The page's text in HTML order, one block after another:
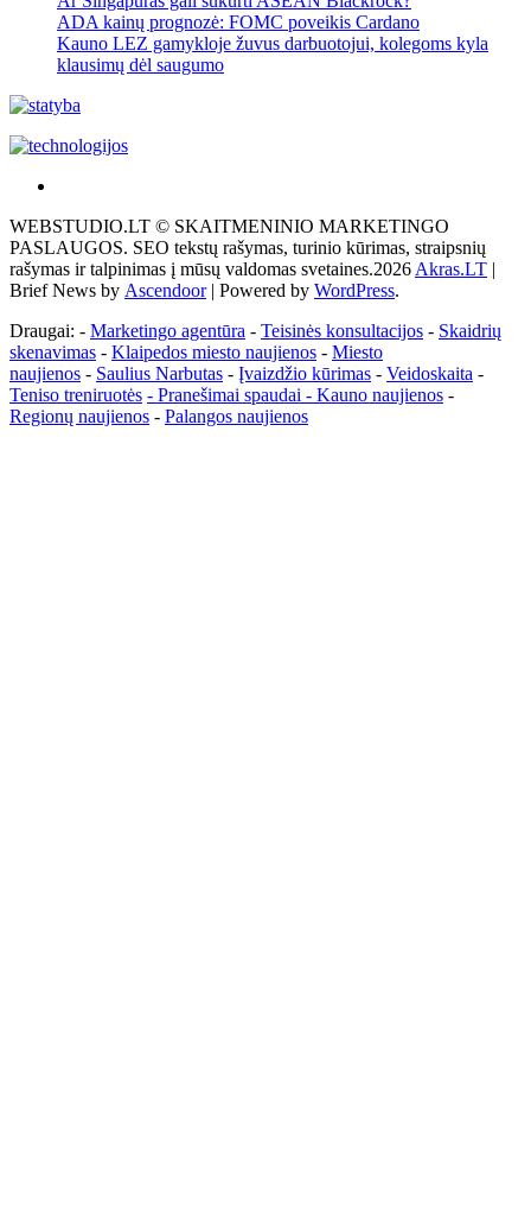
ADA kainų prognozė: FOMC poveikis Cardano
Kauno LEZ gamykloje žuvus darbuotojui, kolegoms kyla
klausimų dėl saugumo
tai
žemės
ploto
matavimo
Pagrindinis
WEBSTUDIO.LT © SKAITMENINIO MARKETINGO
PASLAUGOS. SEO tekstų rašymas, turinio kūrimas, straipsnių
rašymas ir talpinimas į mūsų valdomas svetaines.2026 Akras.LT |
Brief News by Ascendoor| Powered by WordPress.
Draugai: - Marketingo agentūra - Teisinės konsultacijos - Skaidrių
skenavimas - Klaipedos miesto naujienos - Miesto
naujienos - Saulius Narbutas - Įvaizdžio kūrimas - Veidoskaita -
Teniso treniruotės - Pranešimai spaudai - Kauno naujienos -
Regionų naujienos - Palangos naujienos